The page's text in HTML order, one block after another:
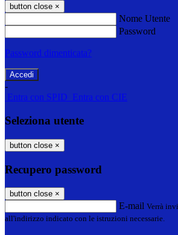
button close ×
Nome Utente
Password
Password dimenticata?
-
Entra con SPID Entra con CIE
Seleziona utente
button close ×
Recupero password
button close ×
E-mail Verrà
all'indirizzo indicato con le istruzioni necessarie.